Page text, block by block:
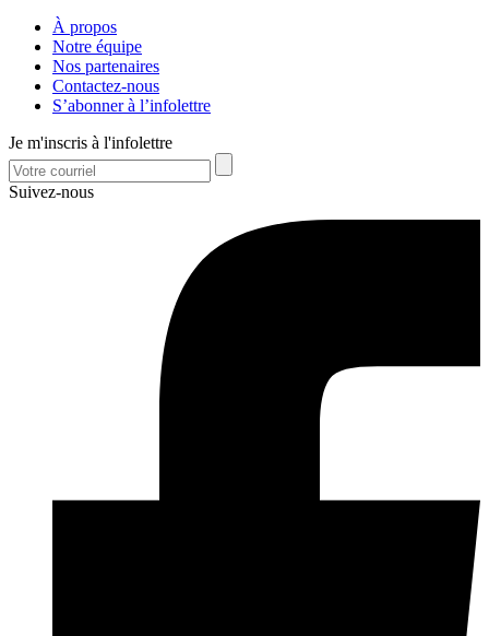
À propos
Notre équipe
Nos partenaires
Contactez-nous
S’abonner à l’infolettre
Je m'inscris à l'infolettre
Suivez-nous